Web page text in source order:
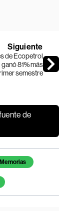
Siguiente
de Ecopetrol
81% más
semestre
de
Memorias